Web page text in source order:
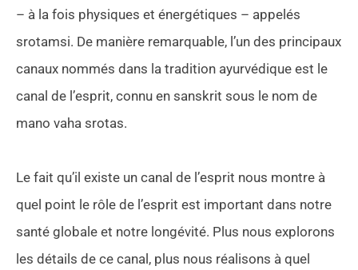
– à la fois physiques et énergétiques – appelés
srotamsi. De manière remarquable, l’un des principaux
canaux nommés dans la tradition ayurvédique est le
canal de l’esprit, connu en sanskrit sous le nom de
mano vaha srotas.
Le fait qu’il existe un canal de l’esprit nous montre à
quel point le rôle de l’esprit est important dans notre
santé globale et notre longévité. Plus nous explorons
les détails de ce canal, plus nous réalisons à quel